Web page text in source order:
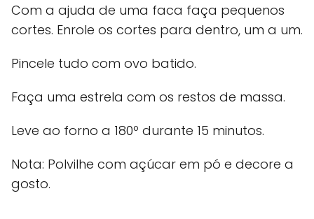
Com a ajuda de uma faca faça pequenos
cortes. Enrole os cortes para dentro, um a um.
Pincele tudo com ovo batido.
Faça uma estrela com os restos de massa.
Leve ao forno a 180º durante 15 minutos.
Nota: Polvilhe com açúcar em pó e decore a
gosto.